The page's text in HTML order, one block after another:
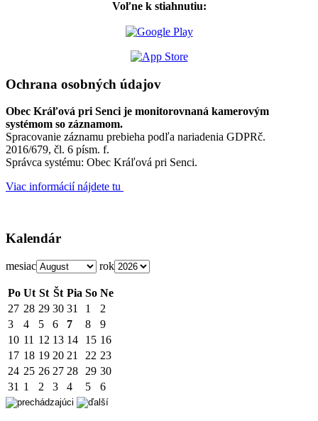
Voľne k stiahnutiu:
Ochrana osobných údajov
Obec Kráľová pri Senci je monitorovnaná kamerovým
systémom so záznamom.
Spracovanie záznamu prebieha podľa nariadenia GDPRč.
2016/679, čl. 6 písm. f.
Správca systému: Obec Kráľová pri Senci.
Viac informácií nájdete tu
Kalendár
mesiac rok
Po Ut St Št Pia So Ne
27 28 29 30 31 1
2
3
4 5 6 7 8
9
10 11 12 13 14 15 16
17 18 19 20 21 22 23
24 25 26 27 28 29 30
31 1 2 3 4 5 6